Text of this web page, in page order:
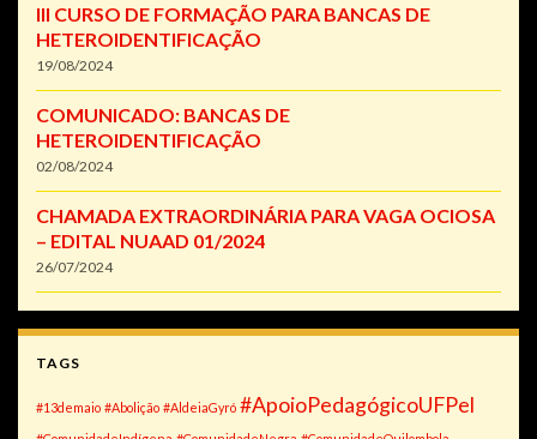
III CURSO DE FORMAÇÃO PARA BANCAS DE
HETEROIDENTIFICAÇÃO
19/08/2024
COMUNICADO: BANCAS DE
HETEROIDENTIFICAÇÃO
02/08/2024
CHAMADA EXTRAORDINÁRIA PARA VAGA OCIOSA
– EDITAL NUAAD 01/2024
26/07/2024
TAGS
#13demaio #Abolição #AldeiaGyró #ApoioPedagógicoUFPel